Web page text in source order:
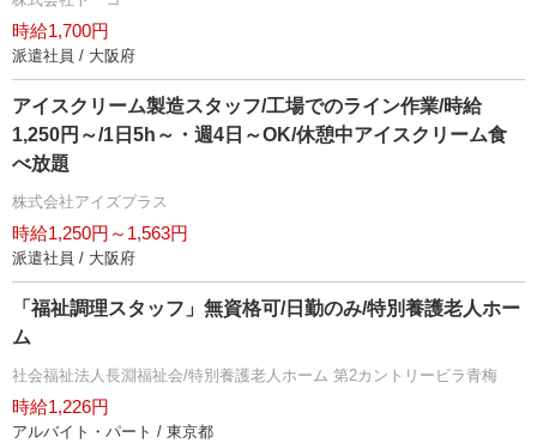
時給1,700円
派遣社員 / 大阪府
アイスクリーム製造スタッフ/工場でのライン作業/時給
1,250円～/1日5h～・週4日～OK/休憩中アイスクリーム食
べ放題
株式会社アイズプラス
時給1,250円～1,563円
派遣社員 / 大阪府
「福祉調理スタッフ」無資格可/日勤のみ/特別養護老人ホー
ム
社会福祉法人長淵福祉会/特別養護老人ホーム 第2カントリービラ青梅
時給1,226円
アルバイト・パート / 東京都